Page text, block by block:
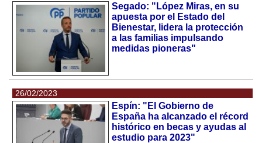
Segado: "López Miras, en su
apuesta por el Estado del
Bienestar, lidera la protección
a las familias impulsando
medidas pioneras"
26/02/2023
Espín: "El Gobierno de
España ha alcanzado el récord
histórico en becas y ayudas al
estudio para 2023"